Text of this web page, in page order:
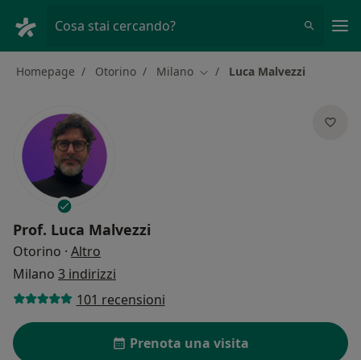
Cosa stai cercando?
Homepage Otorino Milano Cambia città
Luca Malvezzi
Prof. Luca Malvezzi
Otorino · Altro
Milano 3 indirizzi
101 recensioni
Prenota una visita